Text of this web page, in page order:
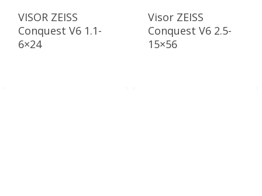
VISOR ZEISS
Conquest V6 1.1-
6×24
Visor ZEISS
Conquest V6 2.5-
15×56